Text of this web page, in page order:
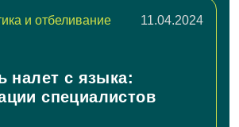
и отбеливание 11.04.2024
налет с языка:
специалистов